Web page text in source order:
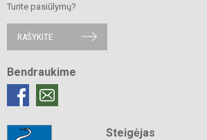
Turite pasiūlymų?
RAŠYKITE
Bendraukime
Steigėjas